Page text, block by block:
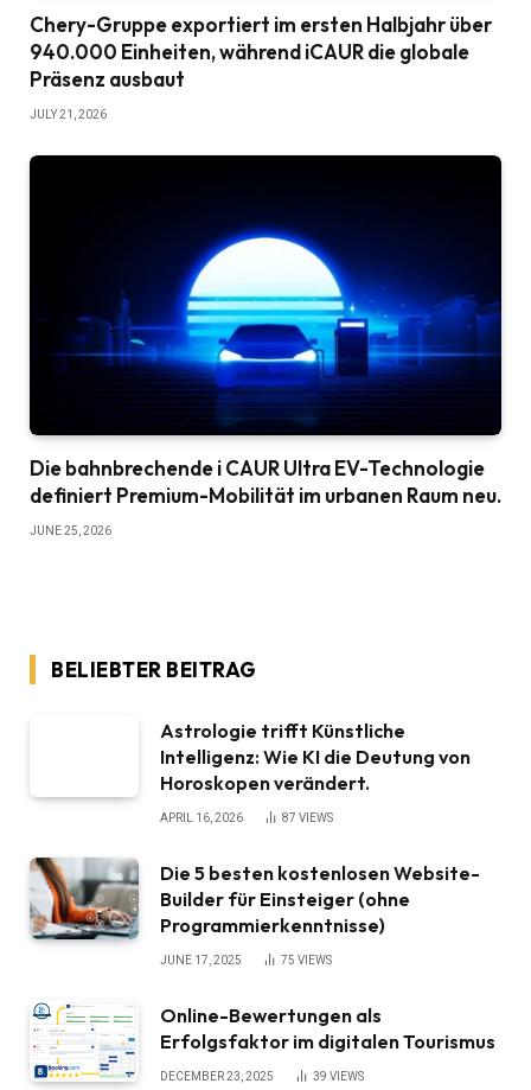
Chery-Gruppe exportiert im ersten Halbjahr über
940.000 Einheiten, während iCAUR die globale
Präsenz ausbaut
JULY 21, 2026
Die bahnbrechende i CAUR Ultra EV-Technologie
definiert Premium-Mobilität im urbanen Raum neu.
JUNE 25, 2026
BELIEBTER BEITRAG
Astrologie trifft Künstliche
Intelligenz: Wie KI die Deutung von
Horoskopen verändert.
APRIL 16, 2026 87 VIEWS
Die 5 besten kostenlosen Website-
Builder für Einsteiger (ohne
Programmierkenntnisse)
JUNE 17, 2025 75 VIEWS
Online-Bewertungen als
Erfolgsfaktor im digitalen Tourismus
DECEMBER 23, 2025 39 VIEWS